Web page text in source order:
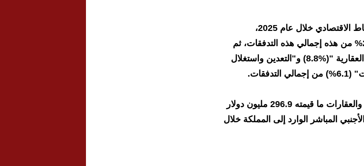
وعلى صعيد توزيع الاستثمار الأجنبي المباشر حسب النشاط الاقتصادي خلال عام 2025،
استحوذت أنشطة "المالية والتأمين" على ما نسبته 27.6% من هذه إجمالي هذه التدفقات، ثم
أنشطة "الصناعات التحويلية" (11.6%)، تليها "الأنشطة العقارية "(%8.8) و"التعدين واستغلال
هذا وبلغت استثمارات الأفراد غير الأردنيين في الأراضي والعقارات ما قيمته 296.9 مليون دولار
الأجنبي المباشر الوارد إلى المملكة خلال